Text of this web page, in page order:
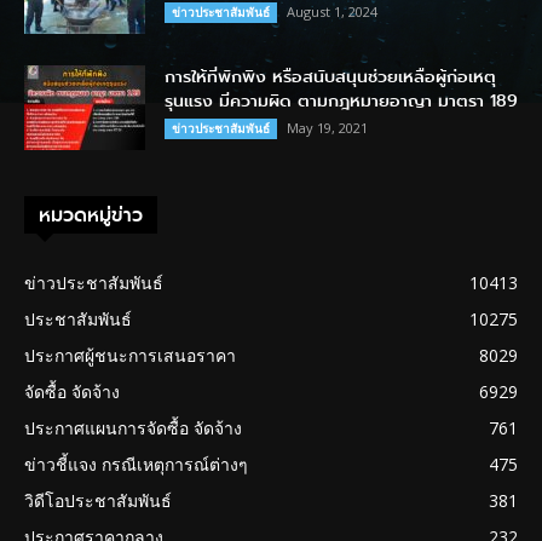
ข่าวประชาสัมพันธ์ August 1, 2024
การให้ที่พักพิง หรือสนับสนุนช่วยเหลือผู้ก่อเหตุ
รุนแรง มีความผิด ตามกฎหมายอาญา มาตรา 189
ข่าวประชาสัมพันธ์ May 19, 2021
หมวดหมู่ข่าว
ข่าวประชาสัมพันธ์
10413
ประชาสัมพันธ์
10275
ประกาศผู้ชนะการเสนอราคา
8029
จัดซื้อ จัดจ้าง
6929
ประกาศแผนการจัดซื้อ จัดจ้าง
761
ข่าวชี้แจง กรณีเหตุการณ์ต่างๆ
475
วิดีโอประชาสัมพันธ์
381